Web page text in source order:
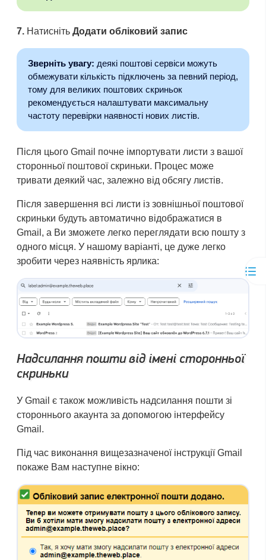
7. Натисніть Додати обліковий запис
Зверніть увагу: деякі поштові сервіси можуть
обмежувати кількість підключень за певний період,
тому для великих поштових скриньок
рекомендується налаштувати максимальну
частоту перевірки наявності нових листів.
Після цього Gmail почне імпортувати листи з вашої
сторонньої поштової скриньки. Процес може
тривати деякий час, залежно від обсягу листів.
Після завершення всі листи із зовнішньої поштової
скриньки будуть автоматично відображатися в
Gmail, а Ви зможете легко переглядати всю пошту з
одного місця. У нашому варіанті, це дуже легко
зробити через наявність ярлика:
Надсилання пошти від імені сторонньої
скриньки
У Gmail є також можливість надсилання пошти зі
стороннього акаунта за допомогою інтерфейсу
Gmail.
Під час виконання вищезазначеної інструкції Gmail
покаже Вам наступне вікно: